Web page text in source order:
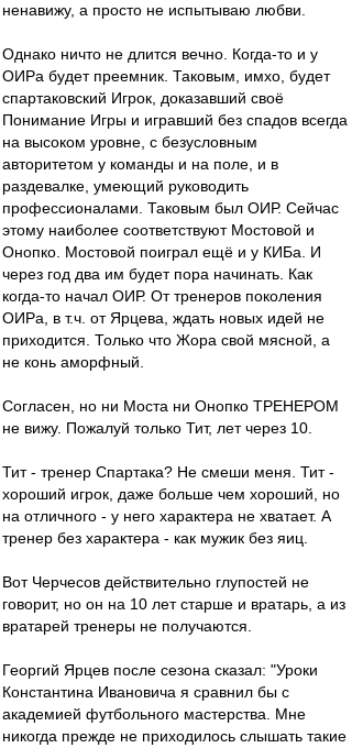
ненавижу, а просто не испытываю любви.
Однако ничто не длится вечно. Когда-то и у
ОИРа будет преемник. Таковым, имхо, будет
спартаковский Игрок, доказавший своё
Понимание Игры и игравший без спадов всегда
на высоком уровне, с безусловным
авторитетом у команды и на поле, и в
раздевалке, умеющий руководить
профессионалами. Таковым был ОИР. Сейчас
этому наиболее соответствуют Мостовой и
Онопко. Мостовой поиграл ещё и у КИБа. И
через год два им будет пора начинать. Как
когда-то начал ОИР. От тренеров поколения
ОИРа, в т.ч. от Ярцева, ждать новых идей не
приходится. Только что Жора свой мясной, а
не конь аморфный.
Согласен, но ни Моста ни Онопко ТРЕНЕРОМ
не вижу. Пожалуй только Тит, лет через 10.
Тит - тренер Спартака? Не смеши меня. Тит -
хороший игрок, даже больше чем хороший, но
на отличного - у него характера не хватает. А
тренер без характера - как мужик без яиц.
Вот Черчесов действительно глупостей не
говорит, но он на 10 лет старше и вратарь, а из
вратарей тренеры не получаются.
Георгий Ярцев после сезона сказал: "Уроки
Константина Ивановича я сравнил бы с
академией футбольного мастерства. Мне
никогда прежде не приходилось слышать такие